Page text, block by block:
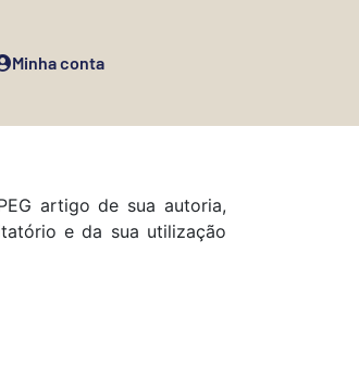
Minha conta
artigo de sua autoria,
e da sua utilização